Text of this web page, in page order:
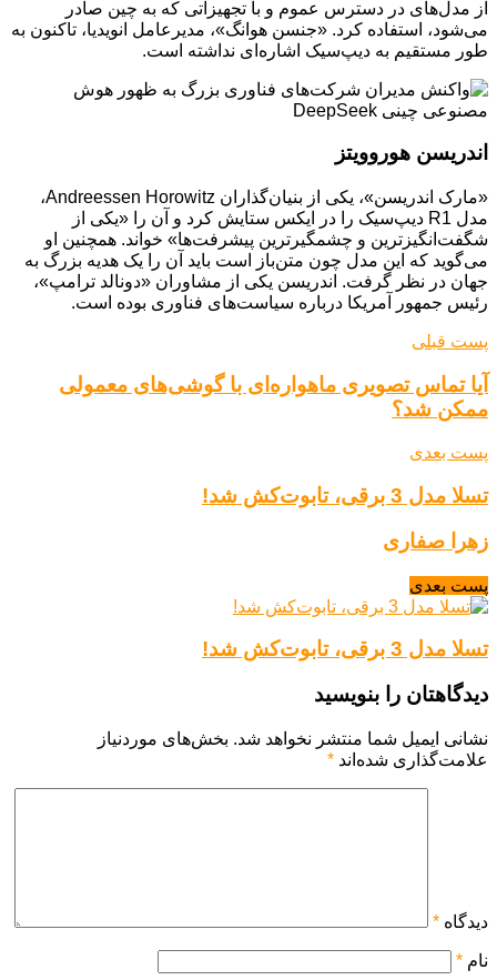
از مدل‌های در دسترس عموم و با تجهیزاتی که به چین صادر
می‌شود، استفاده کرد. «جنسن هوانگ»، مدیرعامل انویدیا، تاکنون به
طور مستقیم به دیپ‌سیک اشاره‌ای نداشته است.
اندریسن هوروویتز
«مارک اندریسن»، یکی از بنیان‌گذاران Andreessen Horowitz،
مدل R1 دیپ‌سیک را در ایکس ستایش کرد و آن را «یکی از
شگفت‌انگیزترین و چشمگیرترین پیشرفت‌ها» خواند. همچنین او
می‌گوید که این مدل چون متن‌باز است باید آن را یک هدیه بزرگ به
جهان در نظر گرفت. اندریسن یکی از مشاوران «دونالد ترامپ»،
رئیس جمهور آمریکا درباره سیاست‌های فناوری بوده است.
پست قبلی
آیا تماس تصویری ماهواره‌ای با گوشی‌های معمولی
ممکن شد؟
پست بعدی
تسلا مدل 3 برقی، تابوت‌کش شد!
زهرا صفاری
پست بعدی
تسلا مدل 3 برقی، تابوت‌کش شد!
دیدگاهتان را بنویسید
نشانی ایمیل شما منتشر نخواهد شد. بخش‌های موردنیاز
علامت‌گذاری شده‌اند *
دیدگاه *
نام *